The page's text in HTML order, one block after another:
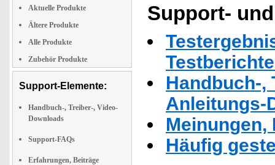
Aktuelle Produkte
Ältere Produkte
Alle Produkte
Zubehör Produkte
Support-Elemente:
Handbuch-, Treiber-, Video-
Downloads
Support-FAQs
Erfahrungen, Beiträge
Support-
Handbuch-,
Anleitungs-
Häufig